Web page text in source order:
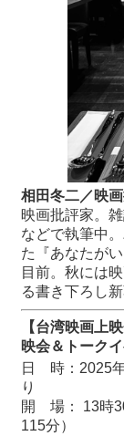
相田冬二／映
映画批評家。
などで執筆中
た『あなたが
目前。秋には
る書き下ろし
【台湾映画上
映会＆トークイ
日 時：2025
り
開 場： 13時
115分）